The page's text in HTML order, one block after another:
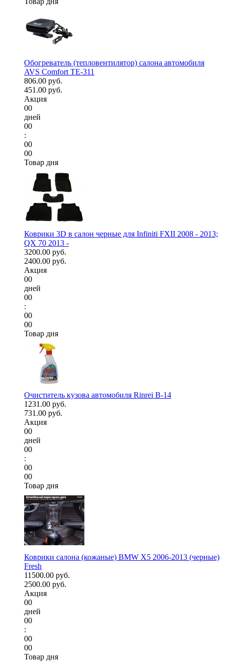
Обогреватель (тепловентилятор) салона автомобиля
AVS Comfort TE-311
806.00 руб.
451.00 руб.
Акция
00
дней
00
:
00
00
Товар дня
Коврики 3D в салон черные для Infiniti FXII 2008 - 2013;
QX 70 2013 -
3200.00 руб.
2400.00 руб.
Акция
00
дней
00
:
00
00
Товар дня
Очиститель кузова автомобиля Rinrei B-14
1231.00 руб.
731.00 руб.
Акция
00
дней
00
:
00
00
Товар дня
Коврики салона (кожаные) BMW X5 2006-2013 (черные)
Fresh
11500.00 руб.
2500.00 руб.
Акция
00
дней
00
:
00
00
Товар дня